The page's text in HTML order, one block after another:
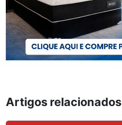
Artigos relacionados